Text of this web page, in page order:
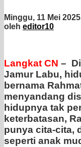
Minggu, 11 Mei
oleh editor10
Langkat CN –
Jamur Labu,
bernama
menyandang
hidupnya tak
keterbatasan,
punya cita-cita,
seperti anak